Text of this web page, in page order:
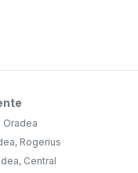
Oradea
Rogerius
Central